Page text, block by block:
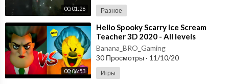
00:01:26 Разное
00:06:53
⁣Hello Spooky Scarry Ice Scream
Teacher 3D 2020 - All levels
[Android - IOS] Gameplay
- Walkthrough
Banana_BRO_Gaming
30 Просмотры · 11/10/20
Игры